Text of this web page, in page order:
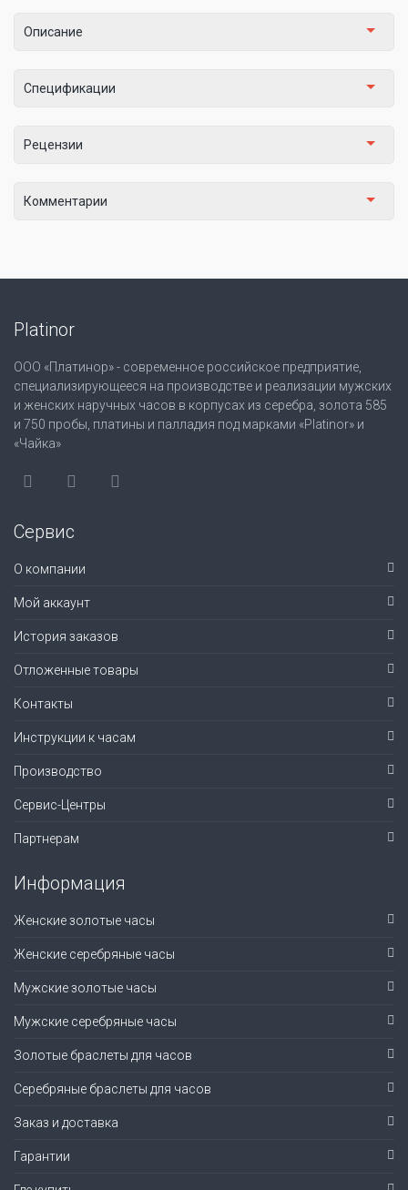
Описание
Спецификации
Рецензии
Комментарии
Platinor
ООО «Платинор» - современное российское предприятие,
специализирующееся на производстве и реализации мужских
и женских наручных часов в корпусах из серебра, золота 585
и 750 пробы, платины и палладия под марками «Platinor» и
«Чайка»
Сервис
О компании
Мой аккаунт
История заказов
Отложенные товары
Контакты
Инструкции к часам
Производство
Сервис-Центры
Партнерам
Информация
Женские золотые часы
Женские серебряные часы
Мужские золотые часы
Мужские серебряные часы
Золотые браслеты для часов
Серебряные браслеты для часов
Заказ и доставка
Гарантии